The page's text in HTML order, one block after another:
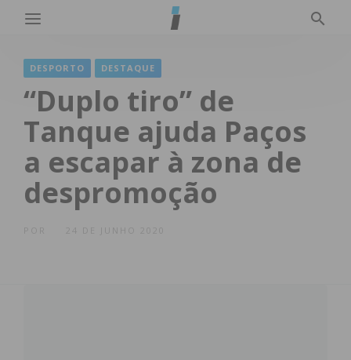
DESPORTO DESTAQUE
“Duplo tiro” de
Tanque ajuda Paços
a escapar à zona de
despromoção
24 DE JUNHO 2020